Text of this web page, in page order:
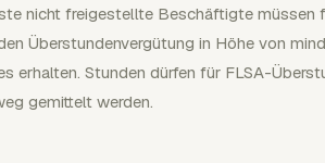
nicht freigestellte Beschäftigte müssen
Überstundenvergütung in Höhe von
erhalten. Stunden dürfen für FLSA-
gemittelt werden.